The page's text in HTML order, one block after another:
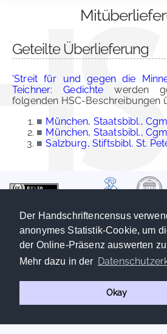
Der Handschriftencensus
anonymes Statistik-Cookie, um
der Online-Präsenz auswerten
Mehr dazu in der
Okay
Geteilte Überlieferung
'Streit für und gegen die
Teichner: Gedichte werden
folgenden HSC-Beschreibungen
■ München, Staatsbibl.,
■ München, Staatsbibl.,
■ Salzburg, Stiftsbibl. St.